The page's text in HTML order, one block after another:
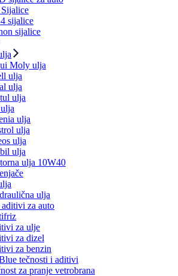
sijalice
sijalice
Moly ulja
ulja
ulja
ulja
ulja
ulja
ulja
ulja
ulja 10W40
ulja
za auto
za ulje
za dizel
za benzin
tečnosti i aditivi
za pranje vetrobrana